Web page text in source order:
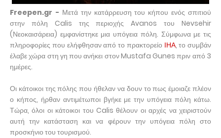
Freepen.gr - Μετά την κατάρρευση του κήπου ενός σπιτιού
στην πόλη Calis της περιοχής Avanos του Nevsehir
(Νεοκαισάρεια) εμφανίστηκε μια υπόγεια πόλη. Σύμφωνα με τις
πληροφορίες που ελήφθησαν από το πρακτορείο ΙΗΑ, το συμβάν
έλαβε χώρα στη γη που ανήκει στον Mustafa Gunes πριν από 3
ημέρες.
Οι κάτοικοι της πόλης που ήθελαν να δουν το πως έμοιαζε πλέον
ο κήπος, ήρθαν αντιμέτωποι βγήκε με την υπόγεια πόλη κάτω.
Τώρα, όλοι οι κάτοικοι του Calis θέλουν οι αρχές να χειριστούν
αυτή την κατάσταση και να φέρουν την υπόγεια πόλη στο
προσκήνιο του τουρισμού.